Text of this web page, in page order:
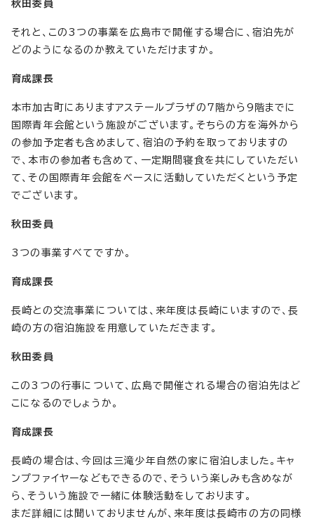
秋田委員
それと、この3つの事業を広島市で開催する場合に、宿泊先が
どのようになるのか教えていただけますか。
育成課長
本市加古町にありますアステールプラザの7階から9階までに
国際青年会館という施設がございます。そちらの方を海外から
の参加予定者も含めまして、宿泊の予約を取っておりますの
で、本市の参加者も含めて、一定期間寝食を共にしていただい
て、その国際青年会館をベースに活動していただくという予定
でございます。
秋田委員
3つの事業すべてですか。
育成課長
長崎との交流事業については、来年度は長崎にいますので、長
崎の方の宿泊施設を用意していただきます。
秋田委員
この3つの行事について、広島で開催される場合の宿泊先はど
こになるのでしょうか。
育成課長
長崎の場合は、今回は三滝少年自然の家に宿泊しました。キャ
ンプファイヤーなどもできるので、そういう楽しみも含めなが
ら、そういう施設で一緒に体験活動をしております。
まだ詳細には聞いておりませんが、来年度は長崎市の方の同様